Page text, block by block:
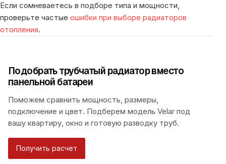
Если сомневаетесь в подборе типа и мощности,
проверьте частые ошибки при выборе радиаторов
отопления.
Подобрать трубчатый радиатор вместо
панельной батареи
Поможем сравнить мощность, размеры,
подключение и цвет. Подберем модель Velar под
вашу квартиру, окно и готовую разводку труб.
Получить расчет